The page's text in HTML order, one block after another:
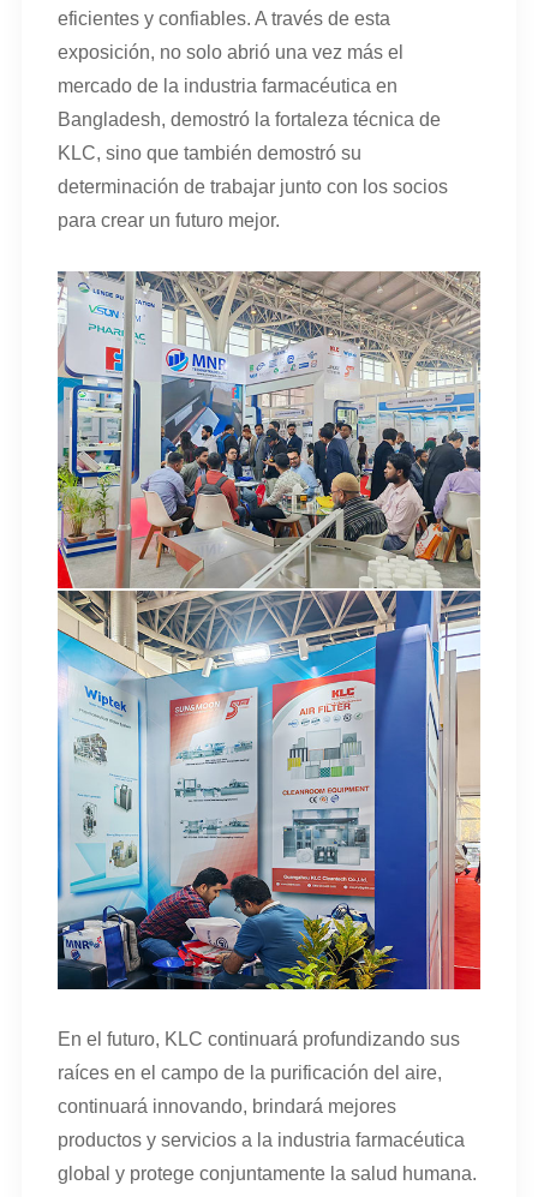
eficientes y confiables. A través de esta
exposición, no solo abrió una vez más el
mercado de la industria farmacéutica en
Bangladesh, demostró la fortaleza técnica de
KLC, sino que también demostró su
determinación de trabajar junto con los socios
para crear un futuro mejor.
En el futuro, KLC continuará profundizando sus
raíces en el campo de la purificación del aire,
continuará innovando, brindará mejores
productos y servicios a la industria farmacéutica
global y protege conjuntamente la salud humana.